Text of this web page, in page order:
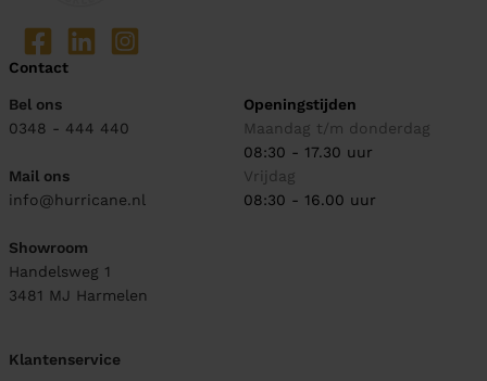
Contact
Bel ons
0348 - 444 440
Mail ons
info@hurricane.nl
Showroom
Handelsweg 1
3481 MJ Harmelen
Openingstijden
Maandag t/m donderdag
08:30 - 17.30 uur
Vrijdag
08:30 - 16.00 uur
Klantenservice